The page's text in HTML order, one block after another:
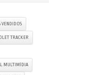
VENDIDOS
TRACKER
MULTIMÍDIA